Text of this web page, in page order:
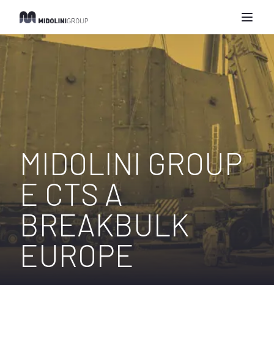
MIDOLINI GROUP
E CTS A
BREAKBULK
EUROPE